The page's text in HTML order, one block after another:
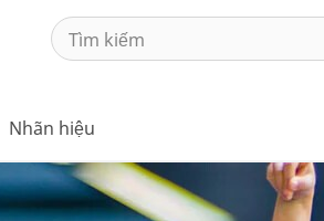
Nhãn hiệu